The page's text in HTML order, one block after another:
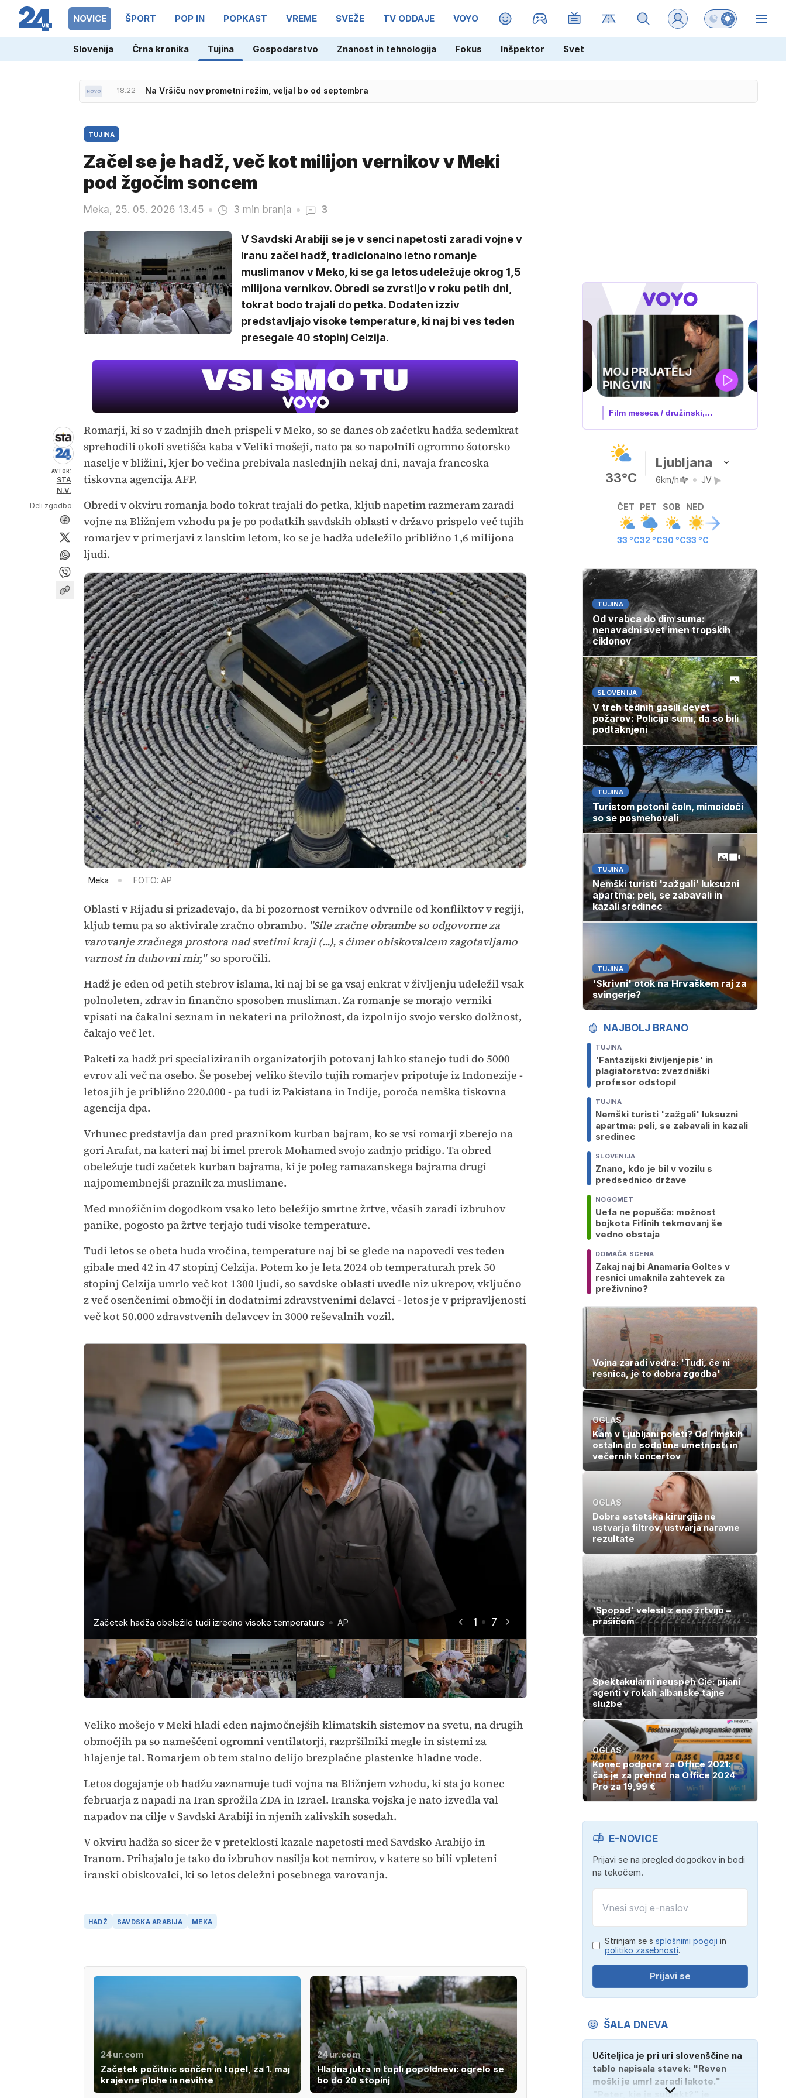
NOVICE ŠPORT POP IN POPKAST VREME SVEŽE TV ODDAJE VOYO MAGAZIN Preklopi barvni
Slovenija Črna kronika Tujina Gospodarstvo Znanost in tehnologija Fokus Inšpektor Svet
Na Vršiču nov prometni režim, veljal bo od septembra
18.06 Uefa ne popušča: možnost bojkota Fifinih tekmovanj še vedno obstaja
TUJINA
Začel se je hadž, več kot milijon vernikov v Meki
pod žgočim soncem
Meka, 25. 05. 2026 13.45 3 min branja 3
V Savdski Arabiji se je v senci napetosti zaradi vojne v
Iranu začel hadž, tradicionalno letno romanje
muslimanov v Meko, ki se ga letos udeležuje okrog 1,5
milijona vernikov. Obredi se zvrstijo v roku petih dni,
tokrat bodo trajali do petka. Dodaten izziv
predstavljajo visoke temperature, ki naj bi ves teden
presegale 40 stopinj Celzija.
AVTOR:
STA
N.V.
Deli zgodbo:
Romarji, ki so v zadnjih dneh prispeli v Meko, so se danes ob začetku hadža sedemkrat
sprehodili okoli svetišča kaba v Veliki mošeji, nato pa so napolnili ogromno šotorsko
naselje v bližini, kjer bo večina prebivala naslednjih nekaj dni, navaja francoska
tiskovna agencija AFP.
Obredi v okviru romanja bodo tokrat trajali do petka, kljub napetim razmeram zaradi
vojne na Bližnjem vzhodu pa je po podatkih savdskih oblasti v državo prispelo več tujih
romarjev v primerjavi z lanskim letom, ko se je hadža udeležilo približno 1,6 milijona
ljudi.
Meka FOTO: AP
Oblasti v Rijadu si prizadevajo, da bi pozornost vernikov odvrnile od konfliktov v regiji,
kljub temu pa so aktivirale zračno obrambo. "Sile zračne obrambe so odgovorne za
varovanje zračnega prostora nad svetimi kraji (...), s čimer obiskovalcem zagotavljamo
varnost in duhovni mir,"so sporočili.
Hadž je eden od petih stebrov islama, ki naj bi se ga vsaj enkrat v življenju udeležil vsak
polnoleten, zdrav in finančno sposoben musliman. Za romanje se morajo verniki
vpisati na čakalni seznam in nekateri na priložnost, da izpolnijo svojo versko dolžnost,
čakajo več let.
Paketi za hadž pri specializiranih organizatorjih potovanj lahko stanejo tudi do 5000
evrov ali več na osebo. Še posebej veliko število tujih romarjev pripotuje iz Indonezije -
letos jih je približno 220.000 - pa tudi iz Pakistana in Indije, poroča nemška tiskovna
agencija dpa.
Vrhunec predstavlja dan pred praznikom kurban bajram, ko se vsi romarji zberejo na
gori Arafat, na kateri naj bi imel prerok Mohamed svojo zadnjo pridigo. Ta obred
obeležuje tudi začetek kurban bajrama, ki je poleg ramazanskega bajrama drugi
najpomembnejši praznik za muslimane.
Med množičnim dogodkom vsako leto beležijo smrtne žrtve, včasih zaradi izbruhov
panike, pogosto pa žrtve terjajo tudi visoke temperature.
Tudi letos se obeta huda vročina, temperature naj bi se glede na napovedi ves teden
gibale med 42 in 47 stopinj Celzija. Potem ko je leta 2024 ob temperaturah prek 50
stopinj Celzija umrlo več kot 1300 ljudi, so savdske oblasti uvedle niz ukrepov, vključno
z več osenčenimi območji in dodatnimi zdravstvenimi delavci - letos je v pripravljenosti
več kot 50.000 zdravstvenih delavcev in 3000 reševalnih vozil.
1 7
Začetek hadža obeležile tudi izredno visoke temperature AP
Začetek hadža obeležile tudi izredno visoke temperature AP
Začetek hadža obeležile tudi izredno visoke temperature AP
Začetek hadža obeležile tudi izredno visoke temperature AP
Začetek hadža obeležile tudi izredno visoke temperature AP
Začetek hadža obeležile tudi izredno visoke temperature AP
Začetek hadža obeležile tudi izredno visoke temperature AP
Veliko mošejo v Meki hladi eden najmočnejših klimatskih sistemov na svetu, na drugih
območjih pa so nameščeni ogromni ventilatorji, razpršilniki megle in sistemi za
hlajenje tal. Romarjem ob tem stalno delijo brezplačne plastenke hladne vode.
Letos dogajanje ob hadžu zaznamuje tudi vojna na Bližnjem vzhodu, ki sta jo konec
februarja z napadi na Iran sprožila ZDA in Izrael. Iranska vojska je nato izvedla val
napadov na cilje v Savdski Arabiji in njenih zalivskih sosedah.
V okviru hadža so sicer že v preteklosti kazale napetosti med Savdsko Arabijo in
Iranom. Prihajalo je tako do izbruhov nasilja kot nemirov, v katere so bili vpleteni
iranski obiskovalci, ki so letos deležni posebnega varovanja.
HADŽ SAVDSKA ARABIJA MEKA
24ur.com
Začetek počitnic sončen in topel, za 1. maj
krajevne plohe in nevihte
24ur.com
Hladna jutra in topli popoldnevi: ogrelo se
bo do 20 stopinj
UEFA
SUPERPOKAL
V živo na VOYO: sreda ob 20.30
33°C
Ljubljana
6km/h JV
ČET
33 °C
PET
32 °C
SOB
30 °C
NED
33 °C
TUJINA
Od vrabca do dim suma:
nenavadni svet imen tropskih
ciklonov
SLOVENIJA
V treh tednih gasili devet
požarov: Policija sumi, da so bili
podtaknjeni
TUJINA
Turistom potonil čoln, mimoidoči
so se posmehovali
TUJINA
Nemški turisti 'zažgali' luksuzni
apartma: peli, se zabavali in
kazali sredinec
TUJINA
'Skrivni' otok na Hrvaškem raj za
svingerje?
NAJBOLJ BRANO
TUJINA
'Fantazijski življenjepis' in
plagiatorstvo: zvezdniški
profesor odstopil
TUJINA
Nemški turisti 'zažgali' luksuzni
apartma: peli, se zabavali in kazali
sredinec
SLOVENIJA
Znano, kdo je bil v vozilu s
predsednico države
NOGOMET
Uefa ne popušča: možnost
bojkota Fifinih tekmovanj še
vedno obstaja
DOMAČA SCENA
Zakaj naj bi Anamaria Goltes v
resnici umaknila zahtevek za
preživnino?
Vojna zaradi vedra: 'Tudi, če ni
resnica, je to dobra zgodba'
OGLAS
Kam v Ljubljani poleti? Od rimskih
ostalin do sodobne umetnosti in
večernih koncertov
OGLAS
Dobra estetska kirurgija ne
ustvarja filtrov, ustvarja naravne
rezultate
'Spopad' velesil z eno žrtvijo –
prašičem
Spektakularni neuspeh Cie: pijani
agenti v rokah albanske tajne
službe
OGLAS
Konec podpore za Office 2021:
čas je za prehod na Office 2024
Pro za 19,99 €
E-NOVICE
Prijavi se na pregled dogodkov in bodi
na tekočem.
Strinjam se s splošnimi pogoji in
politiko zasebnosti.
Prijavi se
ŠALA DNEVA
Učiteljica je pri uri slovenščine na
tablo napisala stavek: "Reven
moški je umrl zaradi lakote."
"Peter, kje je subjekt?" je